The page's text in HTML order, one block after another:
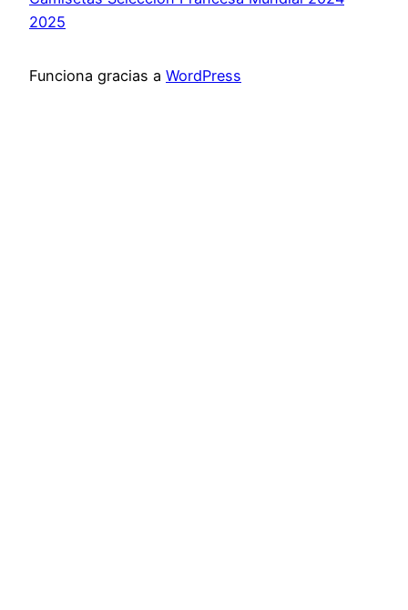
2025
Funciona gracias a WordPress